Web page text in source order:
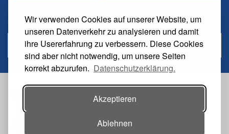
Wir verwenden Cookies auf unserer Website, um
unseren Datenverkehr zu analysieren und damit
ihre Usererfahrung zu verbessern. Diese Cookies
sind aber nicht notwendig, um unsere Seiten
korrekt abzurufen. Datenschutzerklärung.
Akzeptieren
Ablehnen
» Cookie-Einstellungen ändern
» Vertrag widerrufen